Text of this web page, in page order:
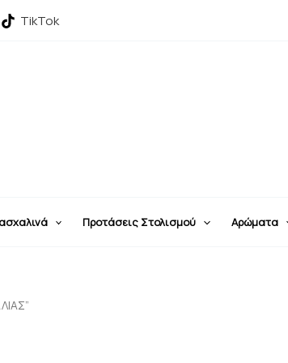
TikTok
Προτάσεις Στολισμού Αρώματα